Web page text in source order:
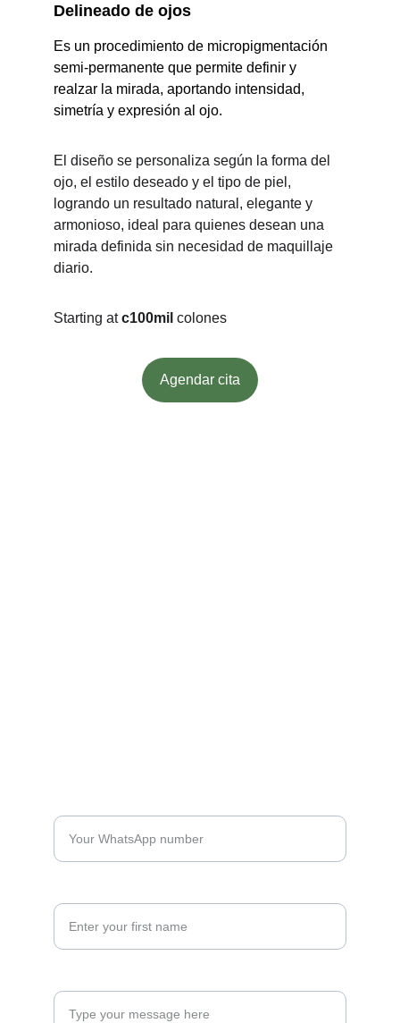
Es un procedimiento de micropigmentación
semi-permanente que permite definir y
realzar la mirada, aportando intensidad,
simetría y expresión al ojo.
El diseño se personaliza según la forma del
ojo, el estilo deseado y el tipo de piel,
logrando un resultado natural, elegante y
armonioso, ideal para quienes desean una
mirada definida sin necesidad de maquillaje
diario.
Starting at c100mil colones
Delineado de ojos
Agendar cita